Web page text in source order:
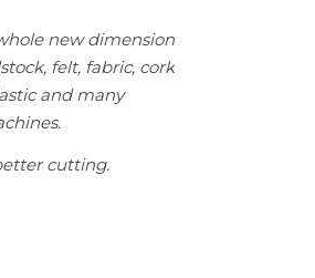
new dimension
felt, fabric, cork
and many
cutting.